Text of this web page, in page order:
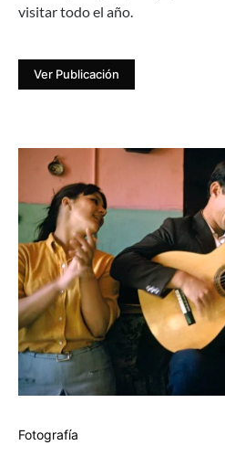
visitar todo el año.
Ver Publicación
Fotografía